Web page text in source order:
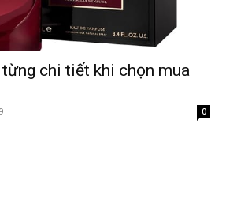
từng chi tiết khi chọn mua
0